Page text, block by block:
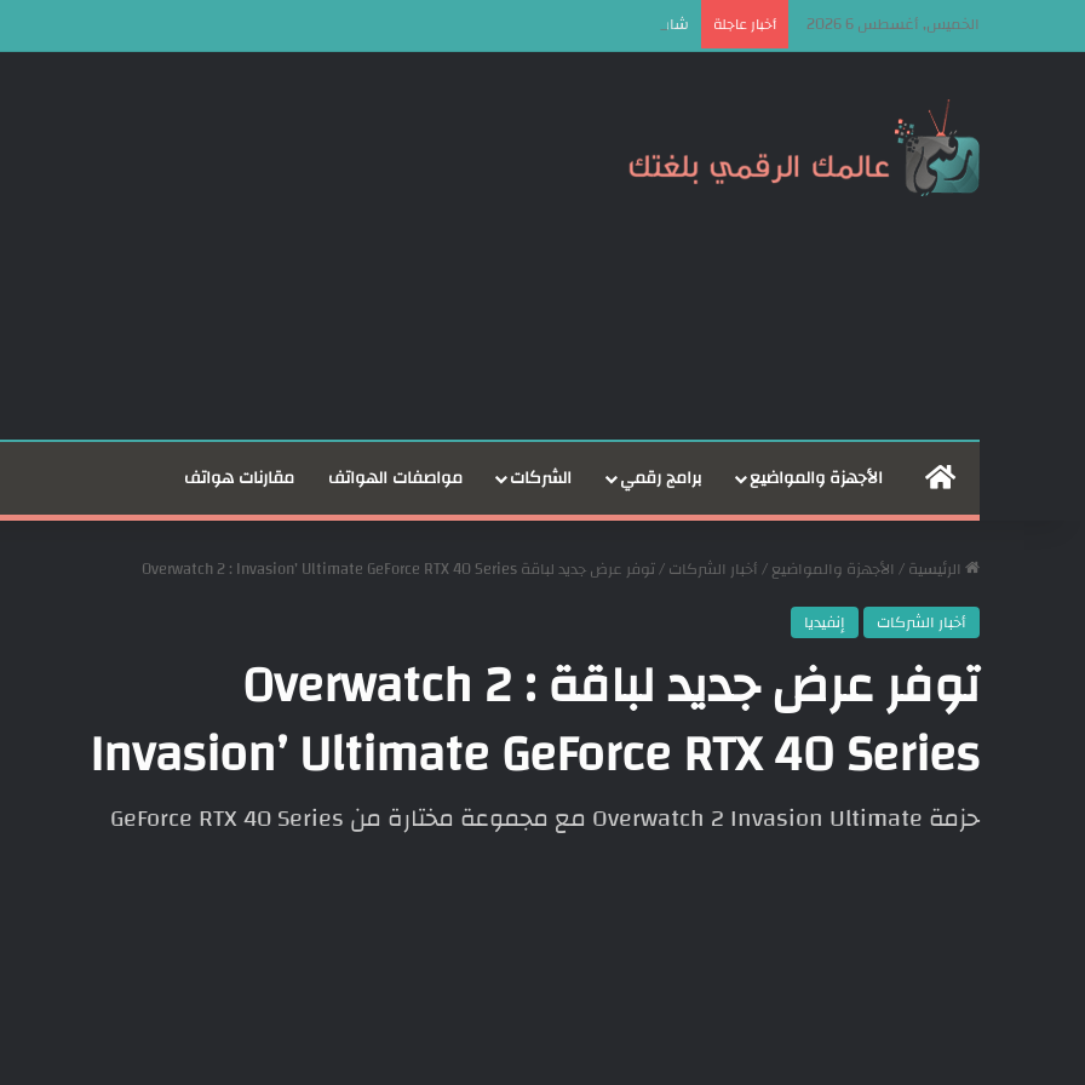
الخميس, أغسطس 6 2026 أخبار عاجلة شاومي ريدمي كى 100 برو Redmi K100 Pro الشركة تكشف رسميًا عن مزيد من المواصفات قبل الاطلاق!
الرئيسيةالأجهزة والمواضيع برامج رقمي الشركات مواصفات الهواتف مقارنات هواتف
الرئيسية/ الأجهزة والمواضيع/أخبار الشركات/توفر عرض جديد لباقة Overwatch 2 : Invasion’ Ultimate GeForce RTX 40 Series
أخبار الشركات
إنفيديا
توفر عرض جديد لباقة Overwatch 2 :
Invasion’ Ultimate GeForce RTX 40 Series
حزمة Overwatch 2 Invasion Ultimate مع مجموعة مختارة من GeForce RTX 40 Series